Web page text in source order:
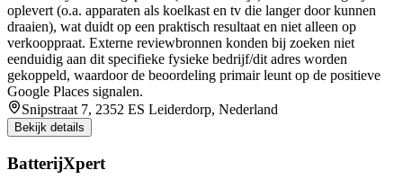
oplevert (o.a. apparaten als koelkast en tv die langer door kunnen
draaien), wat duidt op een praktisch resultaat en niet alleen op
verkooppraat. Externe reviewbronnen konden bij zoeken niet
eenduidig aan dit specifieke fysieke bedrijf/dit adres worden
gekoppeld, waardoor de beoordeling primair leunt op de positieve
Google Places signalen.
Snipstraat 7, 2352 ES Leiderdorp, Nederland
Bekijk details
BatterijXpert